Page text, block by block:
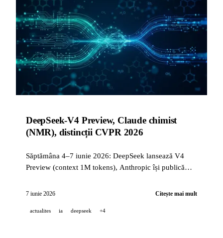
DeepSeek-V4 Preview, Claude chimist
(NMR), distincții CVPR 2026
Săptămâna 4–7 iunie 2026: DeepSeek lansează V4
Preview (context 1M tokens), Anthropic își publică
2026 recompensează Meta SAM 3D și NVIDIA
7 iunie 2026 Citește mai mult
actualites ia deepseek +4